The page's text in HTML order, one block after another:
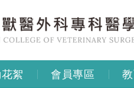
絮 會員專區